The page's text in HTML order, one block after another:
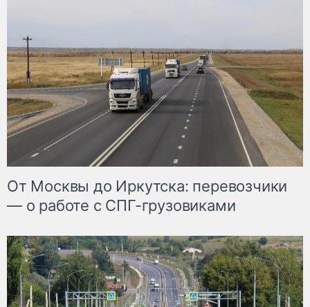
От Москвы до Иркутска: перевозчики
— о работе с СПГ-грузовиками